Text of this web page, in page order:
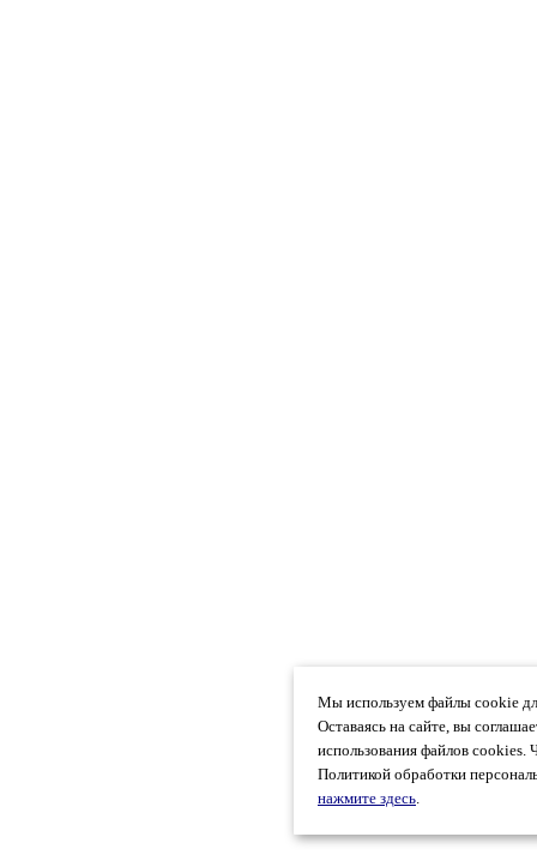
Мы используем файлы cookie
Оставаясь на сайте, вы
использования файлов cookies.
Политикой обработки
нажмите здесь.